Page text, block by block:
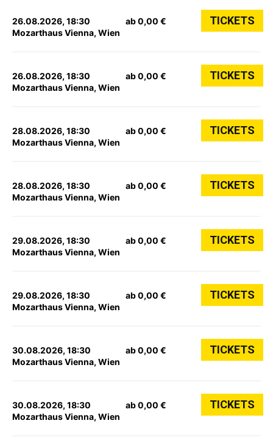
26.08.2026, 18:30
Mozarthaus Vienna, Wien
ab 0,00 € TICKETS
26.08.2026, 18:30
Mozarthaus Vienna, Wien
ab 0,00 € TICKETS
28.08.2026, 18:30
Mozarthaus Vienna, Wien
ab 0,00 € TICKETS
28.08.2026, 18:30
Mozarthaus Vienna, Wien
ab 0,00 € TICKETS
29.08.2026, 18:30
Mozarthaus Vienna, Wien
ab 0,00 € TICKETS
29.08.2026, 18:30
Mozarthaus Vienna, Wien
ab 0,00 € TICKETS
30.08.2026, 18:30
Mozarthaus Vienna, Wien
ab 0,00 € TICKETS
30.08.2026, 18:30
Mozarthaus Vienna, Wien
ab 0,00 € TICKETS